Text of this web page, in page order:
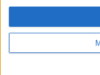
Infofinanciar
Editura de carte
Capital Comunicate